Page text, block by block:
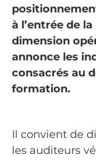
à l’entrée de
dimension
annonce les
consacrés au
formation.
Il convient de
les auditeurs